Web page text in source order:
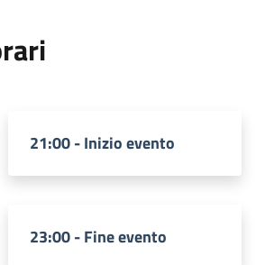
21:00 - Inizio evento
23:00 - Fine evento